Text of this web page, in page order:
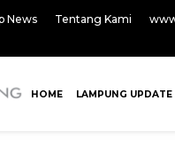
News Tentang Kami
HOME LAMPUNG UPDATE